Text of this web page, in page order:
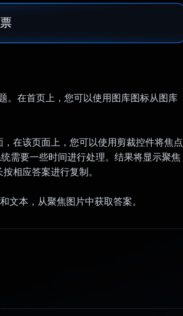
。在首页上，您可以使用图库图标从图库
在该页面上，您可以使用剪裁控件将焦点
需要一些时间进行处理。结果将显示聚焦
相应答案进行复制。
文本，从聚焦图片中获取答案。